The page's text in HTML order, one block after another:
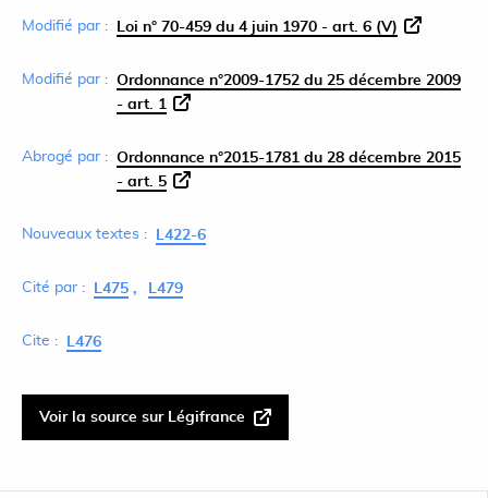
Modifié par : Loi n° 70-459 du 4 juin 1970 - art. 6 (V)
Modifié par : Ordonnance n°2009-1752 du 25 décembre 2009
- art. 1
Abrogé par : Ordonnance n°2015-1781 du 28 décembre 2015
- art. 5
Nouveaux textes : L422-6
Cité par : L475 L479
Cite : L476
Voir la source sur Légifrance